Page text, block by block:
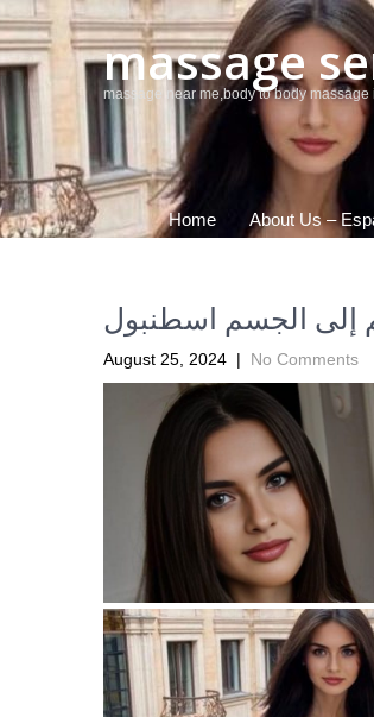
massage
massage near me,body to body massage
Home About Us –
إلى الجسم اسطنبول
August 25, 2024 | No Comments